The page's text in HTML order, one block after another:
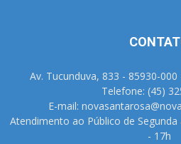
Av. Tucunduva, 833 - 85930-
Telefone: (45)
E-mail:
Atendimento ao Público de Segunda
- 17h